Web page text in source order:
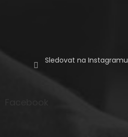
Sledovat na Instagramu